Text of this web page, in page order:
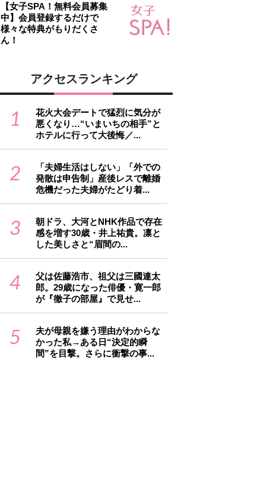
【女子SPA！無料会員募集
中】会員登録するだけで
様々な特典がもりだくさ
ん！
アクセスランキング
1
花火大会デートで猛烈に気分が
悪くなり…“いまいちの相手”と
ホテルに行って大後悔／...
2
「夫婦生活はしない」「外での
発散は申告制」産後レスで離婚
危機だった夫婦がたどり着...
3
朝ドラ、大河とNHK作品で存在
感を増す30歳・井上祐貴。凛と
した美しさと“眉間の...
4
父は佐藤浩市、祖父は三國連太
郎。29歳になった俳優・寛一郎
が『徹子の部屋』で見せ...
5
夫が母親を嫌う理由がわからな
かった私→ある日“決定的瞬
間”を目撃。さらに衝撃の事...